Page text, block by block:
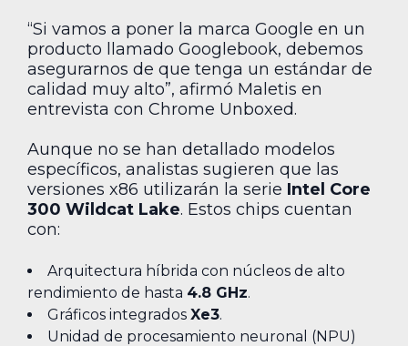
“Si vamos a poner la marca Google en un
producto llamado Googlebook, debemos
asegurarnos de que tenga un estándar de
calidad muy alto”, afirmó Maletis en
entrevista con Chrome Unboxed.
Aunque no se han detallado modelos
específicos, analistas sugieren que las
versiones x86 utilizarán la serie Intel Core
300 Wildcat Lake. Estos chips cuentan
con:
Arquitectura híbrida con núcleos de alto
rendimiento de hasta 4.8 GHz.
Gráficos integrados Xe3.
Unidad de procesamiento neuronal (NPU)